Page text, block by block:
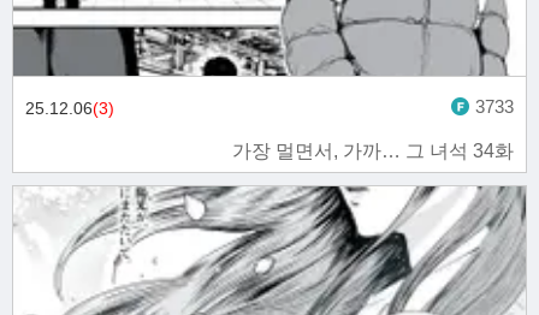
가장 멀면서, 가까… 그 녀석 34화
25.12.06(3) 3733